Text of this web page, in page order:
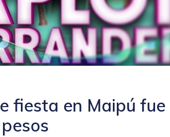
fiesta en Maipú